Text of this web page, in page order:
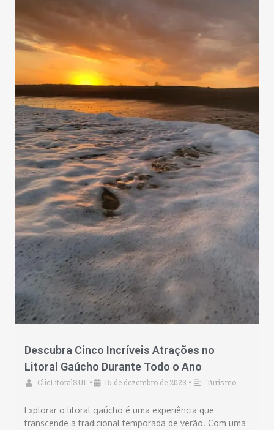
Descubra Cinco Incríveis Atrações no
Litoral Gaúcho Durante Todo o Ano
ClicLitoralSUL • 15 de dezembro de 2023 • Turismo
Explorar o litoral gaúcho é uma experiência que
transcende a tradicional temporada de verão. Com uma